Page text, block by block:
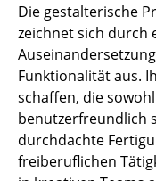
Servierwagen
Einzelteile
... alle Tische
Aufbewahren
Regale &
Die gestalterische
zeichnet sich durch
Funktionalität aus.
schaffen, die
benutzerfreundlich
durchdachte
freiberuflichen